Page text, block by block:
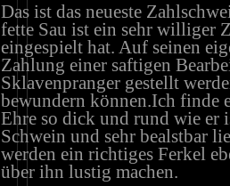
Das ist das neueste
fette Sau ist ein sehr williger
eingespielt hat. Auf seinen
Zahlung einer saftigen
Sklavenpranger gestellt
bewundern können.Ich finde
Ehre so dick und rund wie er
Schwein und sehr bealstbar
werden ein richtiges Ferkel
über ihn lustig machen.